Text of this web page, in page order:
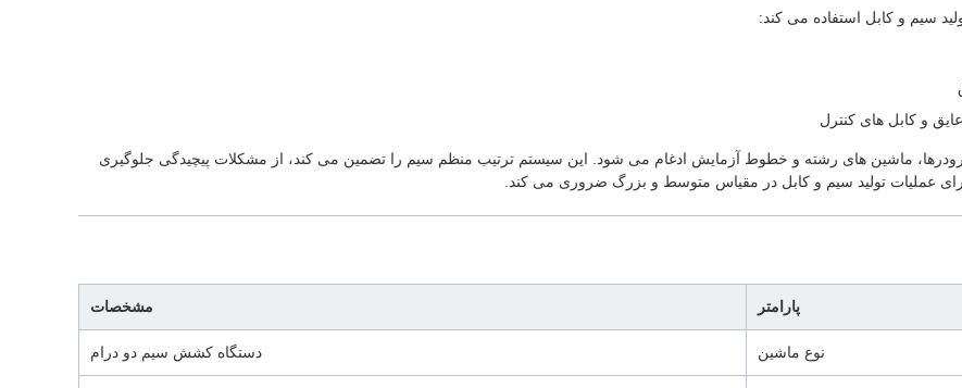
سیم و کابل استفاده می کند:
و کابل های کنترل
ماشین های رشته و خطوط آزمایش ادغام می شود. این سیستم ترتیب منظم سیم را تضمین می کند، از مشکلات پیچیدگی جلوگیری
عملیات تولید سیم و کابل در مقیاس متوسط و بزرگ ضروری می کند.
پارامتر مشخصات
نوع ماشین دستگاه کشش سیم دو درام